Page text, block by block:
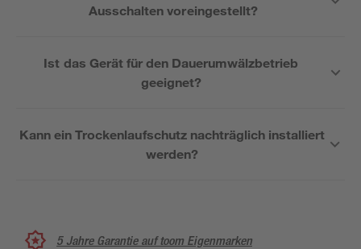
Ausschalten voreingestellt?
Ist das Gerät für den Dauerumwälzbetrieb
geeignet?
Kann ein Trockenlaufschutz nachträglich installiert
werden?
5 Jahre Garantie auf toom Eigenmarken